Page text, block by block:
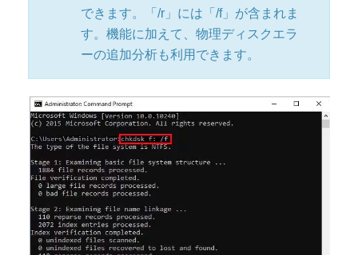
できます。「/r」には「/f」が含まれま
す。機能に加えて、物理ディスクエラ
ーの追加分析も利用できます。